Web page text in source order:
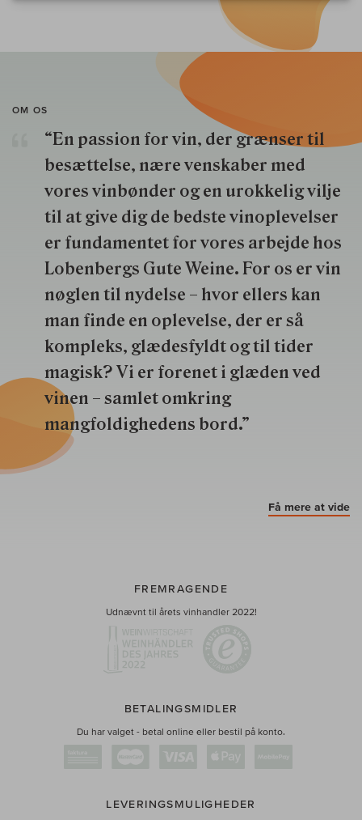
OM OS
“En passion for vin, der grænser til
besættelse, nære venskaber med
vores vinbønder og en urokkelig vilje
til at give dig de bedste vinoplevelser
er fundamentet for vores arbejde hos
Lobenbergs Gute Weine. For os er vin
nøglen til nydelse – hvor ellers kan
man finde en oplevelse, der er så
kompleks, glædesfyldt og til tider
magisk? Vi er forenet i glæden ved
vinen – samlet omkring
mangfoldighedens bord.”
Få mere at vide
FREMRAGENDE
Udnævnt til årets vinhandler 2022!
BETALINGSMIDLER
Du har valget - betal online eller bestil på konto.
LEVERINGSMULIGHEDER